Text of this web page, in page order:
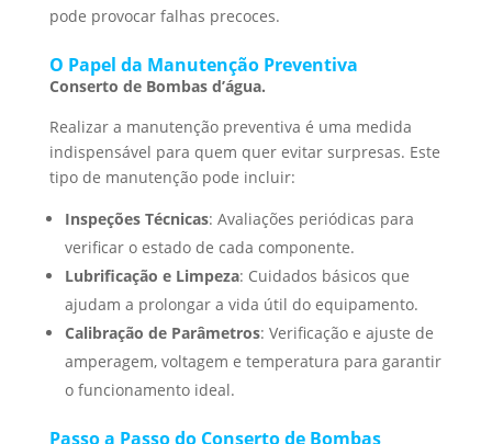
pode provocar falhas precoces.
O Papel da Manutenção Preventiva
Conserto de Bombas d’água.
Realizar a manutenção preventiva é uma medida
indispensável para quem quer evitar surpresas. Este
tipo de manutenção pode incluir:
Inspeções Técnicas: Avaliações periódicas para
verificar o estado de cada componente.
Lubrificação e Limpeza: Cuidados básicos que
ajudam a prolongar a vida útil do equipamento.
Calibração de Parâmetros: Verificação e ajuste de
amperagem, voltagem e temperatura para garantir
o funcionamento ideal.
Passo a Passo do Conserto de Bombas